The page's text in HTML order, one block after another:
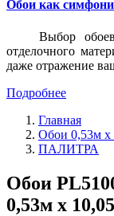
Обои как
Выбор
отделочного
даже отражение
Подробнее
Главная
Обои 0,53м x
ПАЛИТРА
Обои
0,53м x